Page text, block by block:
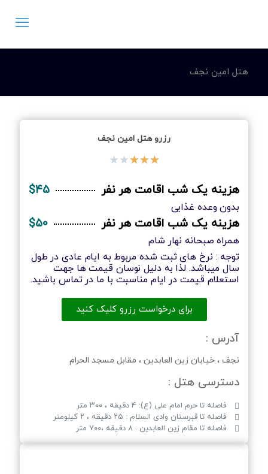
هتل امین نجف
رزرو هتل امین نجف
★
★
★
★
★
هزینه یک شب اقامت هر نفر
$۴۵
بدون وعده غذایی
هزینه یک شب اقامت هر نفر $۵۰
همراه صبحانه نهار شام
توجه : نرخ های ثبت شده مربوط به ایام عادی در طول
سال میباشد. لذا به دلیل نوسان قیمت ها جهت
استعلام قیمت در ایام مناسبت با ما در تماس باشید.
برای درخواست رزرو کلیک کنید
آدرس :
نجف ، خیابان زین العابدین ، مقابل مسجد الحرام
دسترسی هتل :
فاصله تا حرم امام علی (ع): ۴ دقیقه ، ۳۰۰ متر
فاصله تا قبرستان وادی السلام : ۲۵ دقیقه ، ۲ کیلومتر
فاصله تا مقام زین العابدین : ۸ دقیقه ،۷۰۰ متر